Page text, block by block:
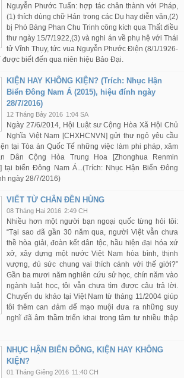
Nguyễn Phước Tuấn: hợp tác chân thành với Pháp,
(1) thích dùng chữ Hán trong các Dụ hay diễn văn,(2)
bị Phó Bảng Phan Chu Trinh công kích qua Thất điều
thư ngày 15/7/1922,(3) và nghi án về phụ hệ với Thái
tử Vĩnh Thụy, tức vua Nguyễn Phước Điện (8/1/1926-
biết đến qua niên hiệu Bảo Đại.
KIỆN HAY KHÔNG KIỆN? (Trích: Nhục Hận
Biển Đông Nam Á (2015), hiệu đính ngày
28/7/2016)
12 Tháng Bảy 2016 1:04 SA
Ngày 27/6/2014, Hội Luật sư Cộng Hòa Xã Hội Chủ
Nghĩa Việt Nam [CHXHCNVN] gửi thư ngỏ yêu cầu
tại Tòa án Quốc Tế những việc làm phi pháp, xâm
Dân Cộng Hòa Trung Hoa [Zhonghua Renmin
tại biển Đông Nam Á...(Trích: Nhục Hận Biển Đông
ngày 28/7/2016)
VIẾT TỪ CHÂN ĐỀN HÙNG
08 Tháng Hai 2016 2:49 CH
Nhiều hơn một người bạn ngoại quốc từng hỏi tôi:
“Tại sao đã gần 30 năm qua, người Việt vẫn chưa
thề hòa giải, đoàn kết dân tộc, hầu hiện đại hóa xứ
xở, xây dựng một nước Việt Nam hòa bình, thịnh
vượng, đủ sức chung vai thích cánh với thế giới?”
Gần ba mươi năm nghiên cứu sử học, chín năm vào
ngành luật học, tôi vẫn chưa tìm được câu trả lời.
Chuyến du khảo tại Việt Nam từ tháng 11/2004 giúp
tôi thêm can đảm để mạo muội đưa ra những suy
nghĩ đã âm thầm triển khai trong tâm tư nhiều thập
NHỤC HẬN BIỂN ĐÔNG, KIỆN HAY KHÔNG
KIỆN?
01 Tháng Giêng 2016 11:40 CH